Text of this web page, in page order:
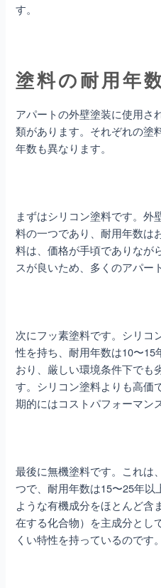
す。
塗料の耐用年
アパートの外壁塗装に使用さ
類があります。それぞれの塗
年数も異なります。
まずはシリコン塗料です。外
料の一つであり、耐用年数は
料は、価格が手頃でありなが
スが良いため、多くのアパー
次にフッ素塗料です。シリコ
性を持ち、耐用年数は10〜15
おり、厳しい環境条件下でも
す。シリコン塗料よりも高価
期的にはコストパフォーマン
最後に無機塗料です。これは
つで、耐用年数は15〜25年
ような有機成分をほとんど含
在する化合物）を主成分とし
くい特性を持っているのです。